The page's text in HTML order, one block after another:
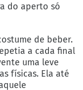
do aperto só
de beber.
a cada final
uma leve
físicas. Ela até